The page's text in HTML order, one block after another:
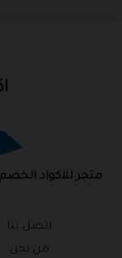
متجر للاكواد
اتصل بنا
من نحن